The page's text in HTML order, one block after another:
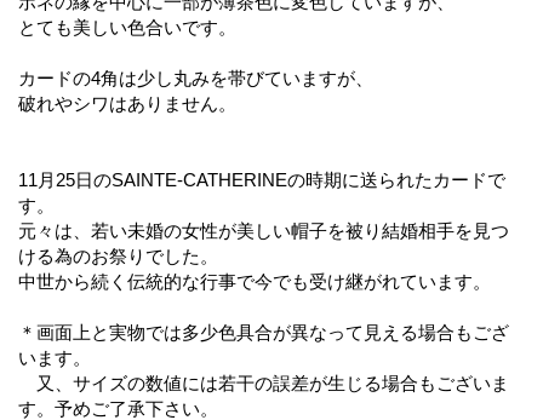
とても美しい色合いです。
カードの4角は少し丸みを帯びていますが、
破れやシワはありません。
11月25日のSAINTE-CATHERINEの時期に送られたカードで
す。
元々は、若い未婚の女性が美しい帽子を被り結婚相手を見つ
ける為のお祭りでした。
中世から続く伝統的な行事で今でも受け継がれています。
＊画面上と実物では多少色具合が異なって見える場合もござ
います。
又、サイズの数値には若干の誤差が生じる場合もございま
す。予めご了承下さい。